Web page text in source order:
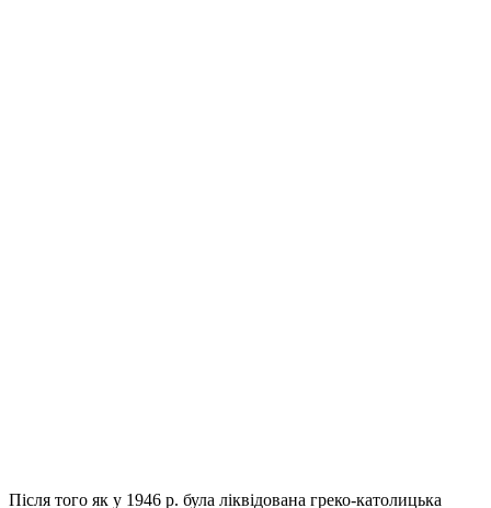
Після того як у 1946 р. була ліквідована греко-католицька